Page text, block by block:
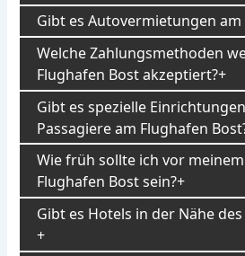
Gibt es Autovermietungen am
Welche Zahlungsmethoden
Flughafen Bost akzeptiert?
Gibt es spezielle
Passagiere am Flughafen
Wie früh sollte ich vor
Flughafen Bost sein?
Gibt es Hotels in der Nähe